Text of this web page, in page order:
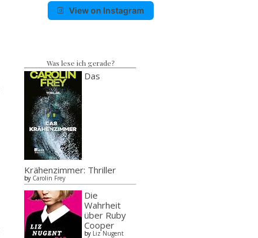
View on Instagram
Was lese ich gerade?
Das
Krähenzimmer: Thriller
by Carolin Frey
Die
Wahrheit
über Ruby
Cooper
by Liz Nugent